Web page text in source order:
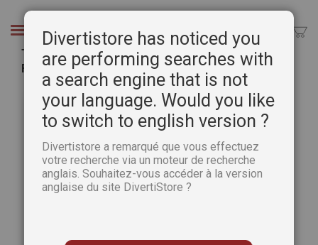
Chercher
Téléchargement Hors-Série PAYSAGES DE
FRANCE n°21 Pratique des Arts
galerie
d’images
Divertistore has noticed you
are performing searches with
a search engine that is not
your language. Would you like
to switch to english version ?
Divertistore a remarqué que vous effectuez
votre recherche via un moteur de recherche
anglais. Souhaitez-vous accéder à la version
anglaise du site DivertiStore ?